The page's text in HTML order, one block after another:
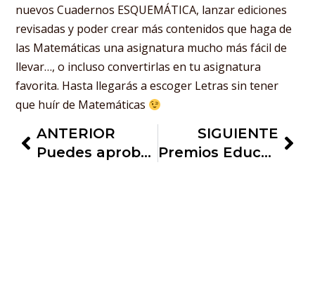
nuevos Cuadernos ESQUEMÁTICA, lanzar ediciones
revisadas y poder crear más contenidos que haga de
las Matemáticas una asignatura mucho más fácil de
llevar…, o incluso convertirlas en tu asignatura
favorita. Hasta llegarás a escoger Letras sin tener
que huír de Matemáticas
ANTERIOR
Puedes aprobar Matemáticas de 1º de la ESO
SIGUIENTE
Premios Educa-Abanca 2022